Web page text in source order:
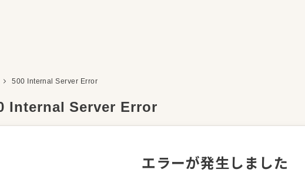
500 Internal Server Error
Internal Server Error
エラーが発生しました